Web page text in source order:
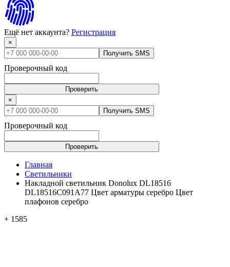
Ещё нет аккаунта? Регистрация
×
Получить SMS
Проверочный код
Проверить
×
Получить SMS
Проверочный код
Проверить
Главная
Светильники
Накладной светильник Donolux DL18516
DL18516C091A77 Цвет арматуры серебро Цвет
плафонов серебро
+ 1585